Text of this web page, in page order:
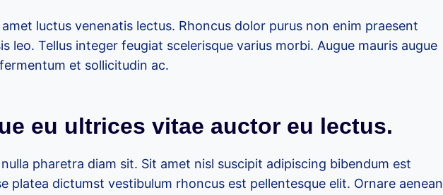
luctus venenatis lectus. Rhoncus dolor purus non enim praesent
leo. Tellus integer feugiat scelerisque varius morbi. Augue mauris augue
et sollicitudin ac.
eu ultrices vitae auctor eu lectus.
pharetra diam sit. Sit amet nisl suscipit adipiscing bibendum est
platea dictumst vestibulum rhoncus est pellentesque elit. Ornare aenean